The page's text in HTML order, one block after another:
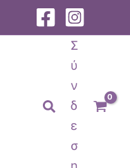
Αναζήτηση
Σ
ύ
ν
δ
ε
σ